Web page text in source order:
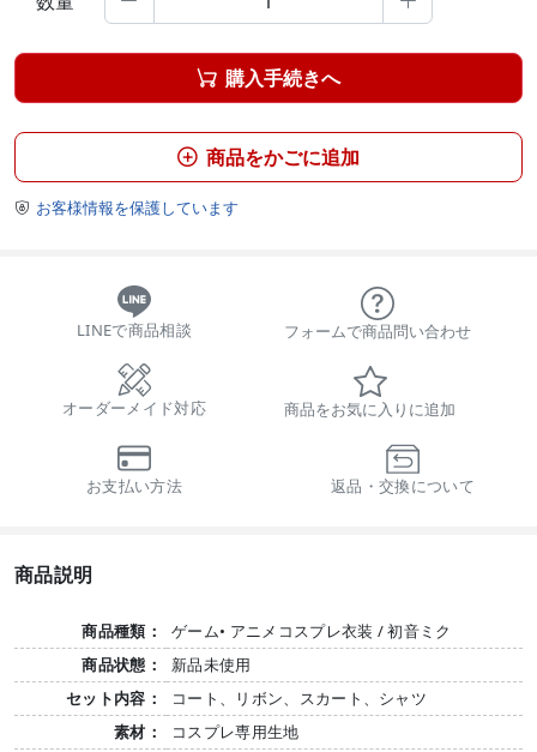
 購入手続きへ
 商品をかごに追加
 お客様情報を保護しています
LINEで商品相談 フォームで商品問い合わせ
オーダーメイド対応 商品をお気に入りに追加
お支払い方法 返品・交換について
商品説明
商品種類：
ゲーム• アニメコスプレ衣装 / 初音ミク
商品状態：
新品未使用
セット内容：
コート、リボン、スカート、シャツ
素材：
コスプレ専用生地